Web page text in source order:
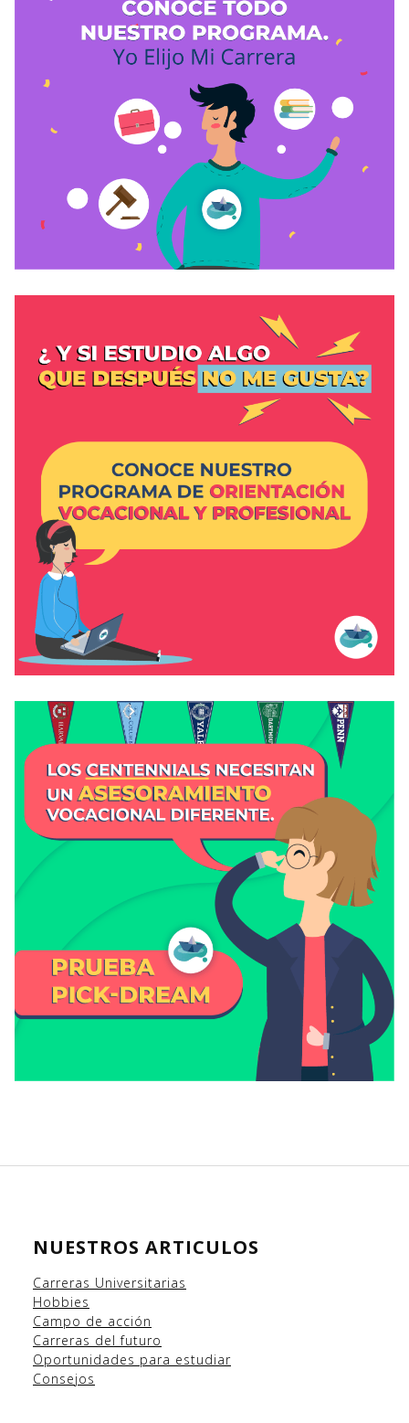
NUESTROS ARTICULOS
Carreras Universitarias
Hobbies
Campo de acción
Carreras del futuro
Oportunidades para estudiar
Consejos